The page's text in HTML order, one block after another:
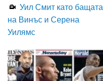
Уил Смит като бащата
на Винъс и Серена
Уилямс